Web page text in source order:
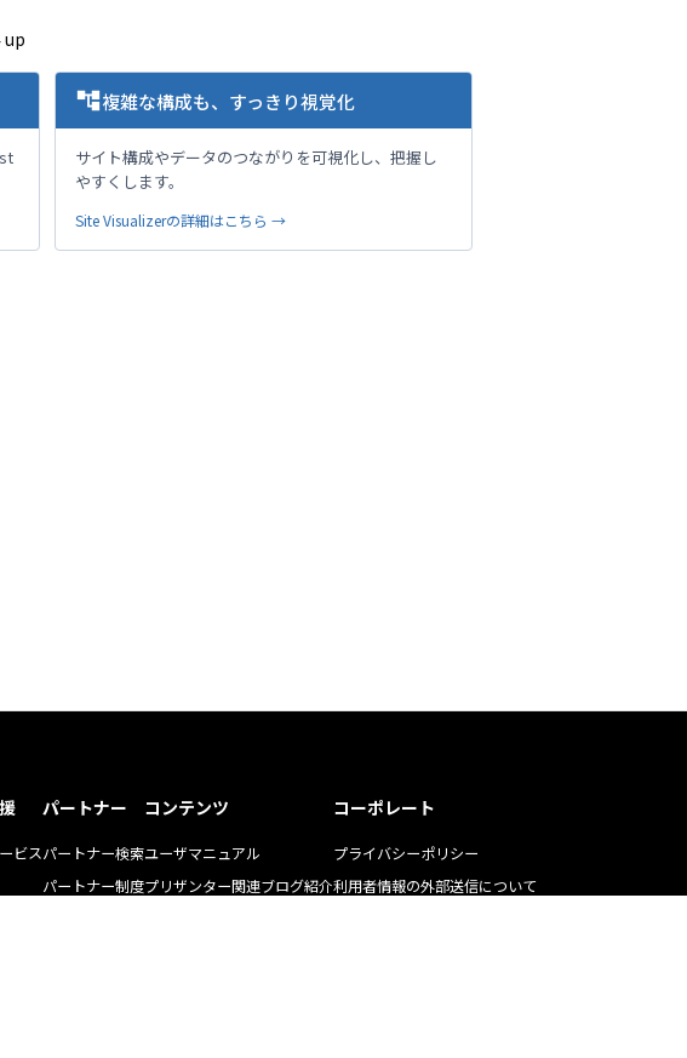
up
account_tree複雑な構成も、すっきり視覚化
サイト構成やデータのつながりを可視化し、把握し
やすくします。
Site Visualizerの詳細はこちら →
ビス
パートナー
パートナー検索
パートナー制度
コンテンツ
ユーザマニュアル
プリザンター関連ブログ紹介
コーポレート
プライバシーポリシー
利用者情報の外部送信について